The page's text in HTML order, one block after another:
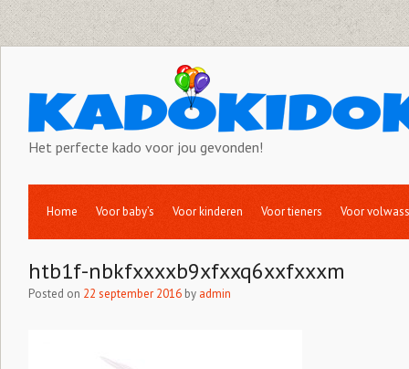
Het perfecte kado voor jou gevonden!
Home Voor baby’s Voor kinderen Voor tieners Voor
htb1f-nbkfxxxxb9xfxxq6xxfxxxm
Posted on 22 september 2016 by admin